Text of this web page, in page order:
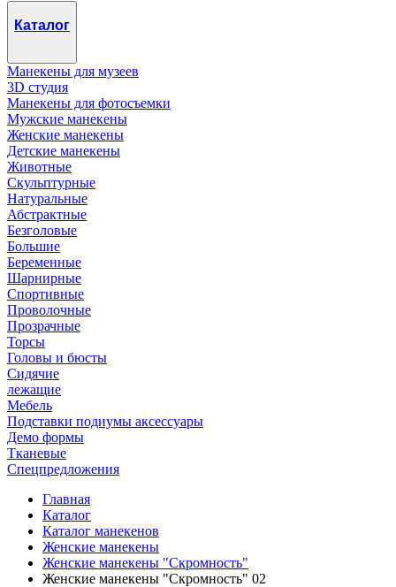
Каталог
Манекены для музеев
3D студия
Манекены для фотосъемки
Мужские манекены
Женские манекены
Детские манекены
Животные
Скульптурные
Натуральные
Абстрактные
Безголовые
Большие
Беременные
Шарнирные
Спортивные
Проволочные
Прозрачные
Торсы
Головы и бюсты
Сидячие
лежащие
Мебель
Подставки подиумы аксессуары
Демо формы
Тканевые
Спецпредложения
Главная
Каталог
Каталог манекенов
Женские манекены
Женские манекены "Скромность"
Женские манекены "Скромность" 02